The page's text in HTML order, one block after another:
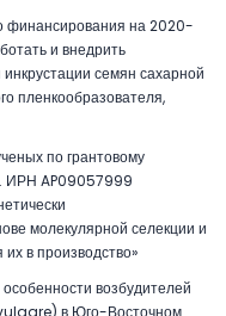
финансирования на 2020-
и внедрить
семян сахарной
пленкообразователя,
по грантовому
ИРН AP09057999
молекулярной селекции и
в производство»
возбудителей
в Юго-Восточном